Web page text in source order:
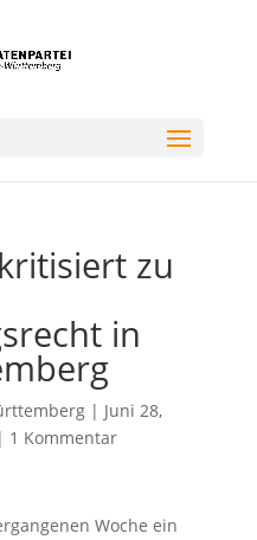
zu
in
| Juni 28,
| 1 Kommentar
Woche ein